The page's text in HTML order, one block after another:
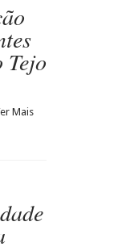
Tejo
Mais